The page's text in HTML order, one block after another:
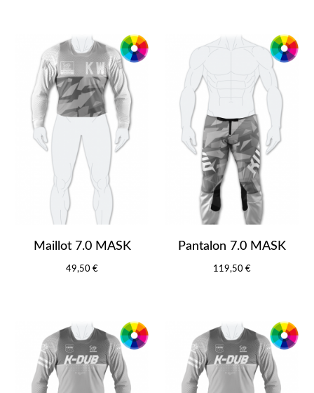
Maillot 7.0 MASK
49,50 €
Pantalon 7.0 MASK
119,50 €